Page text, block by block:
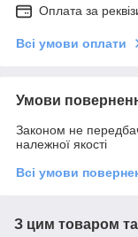
Оплата за
Всі умови оплати
Умови
Законом не
належної якості
Всі умови
З цим товаром